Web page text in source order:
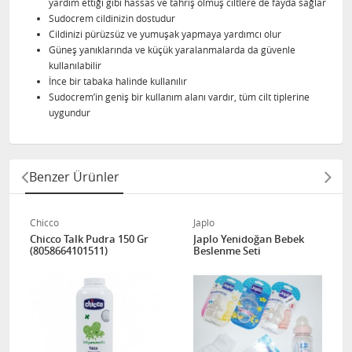
Sudocrem cildinizin dostudur
Cildinizi pürüzsüz ve yumuşak yapmaya yardımcı olur
Güneş yanıklarında ve küçük yaralanmalarda da güvenle
kullanılabilir
İnce bir tabaka halinde kullanılır
Sudocrem’in geniş bir kullanım alanı vardır, tüm cilt tiplerine
uygundur
Benzer Ürünler
Chicco
Chicco Talk Pudra 150 Gr
(8058664101511)
Japlo
Japlo Yenidoğan Bebek
Beslenme Seti